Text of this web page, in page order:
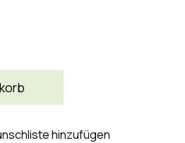
hinzufügen